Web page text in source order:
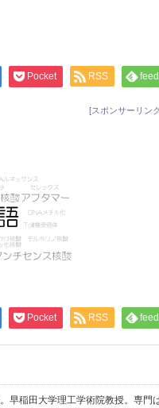
Pocket RSS
[スポンサーリン
Pocket RSS
早稲田大学理工学術院教授。専門